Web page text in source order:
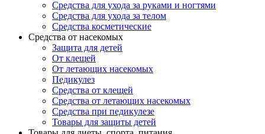
Средства для ухода за руками и ногтями
Средства для ухода за телом
Средства косметические
Средства от насекомых
Защита для детей
От клещей
От летающих насекомых
Педикулез
Средства от клещей
Средства от летающих насекомых
Средства при педикулезе
Товары для защиты детей